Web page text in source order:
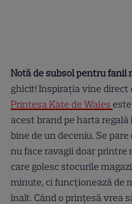
Notă de subsol pentru fanii
ghicit! Inspirația vine direct
Prințesa Kate de Wales
acest brand pe harta
bine de un deceniu. Se pare
nu face ravagii doar printre
care golesc stocurile
minute, ci funcționează de
înalt. Când o prințesă vrea